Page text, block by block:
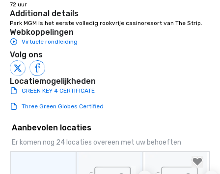
traverse along the
a tour is stress-free
more easily. You’ll
knowing that
72 uur
Additional details
Park MGM is het eerste volledig rookvrije casinoresort van The Strip.
Webkoppelingen
Virtuele rondleiding
Volg ons
Locatiemogelijkheden
GREEN KEY 4 CERTIFICATE
Three Green Globes Certified
Aanbevolen locaties
Er komen nog 24 locaties overeen met uw behoeften